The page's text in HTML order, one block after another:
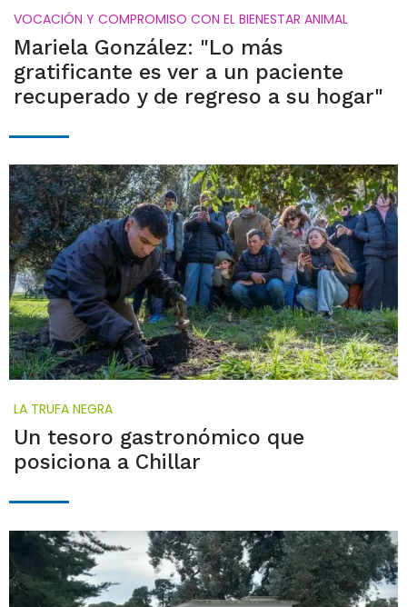
VOCACIÓN Y COMPROMISO CON EL BIENESTAR ANIMAL
Mariela González: "Lo más
gratificante es ver a un paciente
recuperado y de regreso a su hogar"
LA TRUFA NEGRA
Un tesoro gastronómico que
posiciona a Chillar